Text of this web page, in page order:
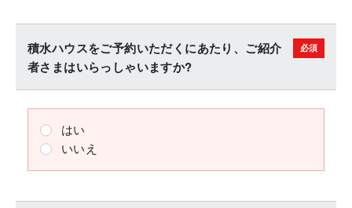
積水ハウスをご予約いただくにあたり、ご紹介
者さまはいらっしゃいますか?
はい
いいえ